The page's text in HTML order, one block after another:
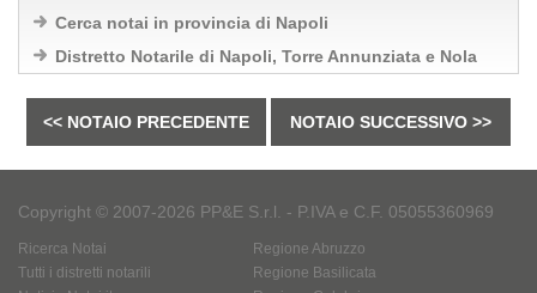
Cerca notai in provincia di Napoli
Distretto Notarile di Napoli, Torre Annunziata e Nola
<< NOTAIO PRECEDENTE NOTAIO SUCCESSIVO >>
Copyright © 2007-2026 PP&E S.r.l. - P.IVA e C.F. 05055360969
Ricerca Notai
Tutti i distretti notarili
Regione Abruzzo
Regione Basilicata